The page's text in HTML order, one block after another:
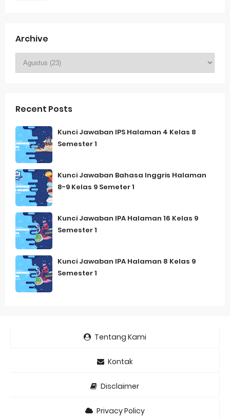
Archive
Recent Posts
Kunci Jawaban IPS Halaman 4 Kelas 8
Semester 1
Kunci Jawaban Bahasa Inggris Halaman
8-9 Kelas 9 Semeter 1
Kunci Jawaban IPA Halaman 16 Kelas 9
Semester 1
Kunci Jawaban IPA Halaman 8 Kelas 9
Semester 1
Tentang Kami
Kontak
Disclaimer
Privacy Policy